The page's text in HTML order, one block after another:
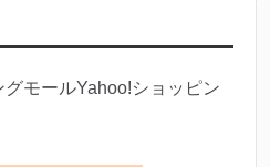
モールYahoo!ショッピン